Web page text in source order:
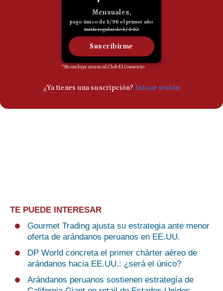
TE PUEDE INTERESAR
Gourmet Trading ajusta su estrategia ante menor
oferta de arándanos peruanos en EE.UU.
DP World concreta el primer chárter aéreo de
arándanos hacia EE.UU.: ¿será el único?
Arándanos peruanos sostienen estrategía de